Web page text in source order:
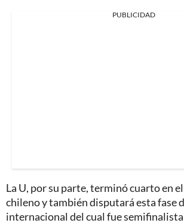
PUBLICIDAD
La U, por su parte, terminó cuarto en
chileno y también disputará esta fase
internacional del cual fue semifinalista